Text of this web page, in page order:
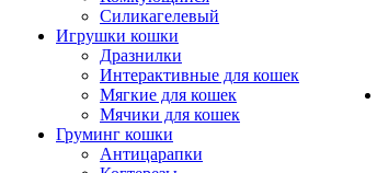
Силикагелевый
Игрушки кошки
Дразнилки
Интерактивные для кошек
Мягкие для кошек
Мячики для кошек
Груминг кошки
Антицарапки